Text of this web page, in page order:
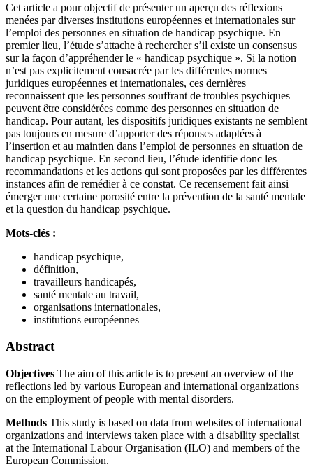
Cet article a pour objectif de présenter un aperçu des réflexions
menées par diverses institutions européennes et internationales sur
l’emploi des personnes en situation de handicap psychique. En
premier lieu, l’étude s’attache à rechercher s’il existe un consensus
sur la façon d’appréhender le « handicap psychique ». Si la notion
n’est pas explicitement consacrée par les différentes normes
juridiques européennes et internationales, ces dernières
reconnaissent que les personnes souffrant de troubles psychiques
peuvent être considérées comme des personnes en situation de
handicap. Pour autant, les dispositifs juridiques existants ne semblent
pas toujours en mesure d’apporter des réponses adaptées à
l’insertion et au maintien dans l’emploi de personnes en situation de
handicap psychique. En second lieu, l’étude identifie donc les
recommandations et les actions qui sont proposées par les différentes
instances afin de remédier à ce constat. Ce recensement fait ainsi
émerger une certaine porosité entre la prévention de la santé mentale
et la question du handicap psychique.
Mots-clés :
handicap psychique,
définition,
travailleurs handicapés,
santé mentale au travail,
organisations internationales,
institutions européennes
Abstract
Objectives The aim of this article is to present an overview of the
reflections led by various European and international organizations
on the employment of people with mental disorders.
Methods This study is based on data from websites of international
organizations and interviews taken place with a disability specialist
at the International Labour Organisation (ILO) and members of the
European Commission.